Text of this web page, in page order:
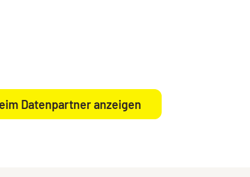
Datenpartner anzeigen